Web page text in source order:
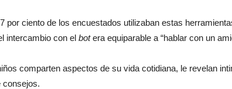
por ciento de los encuestados utilizaban estas
intercambio con el botera equiparable a “hablar con un
comparten aspectos de su vida cotidiana, le revelan
consejos.